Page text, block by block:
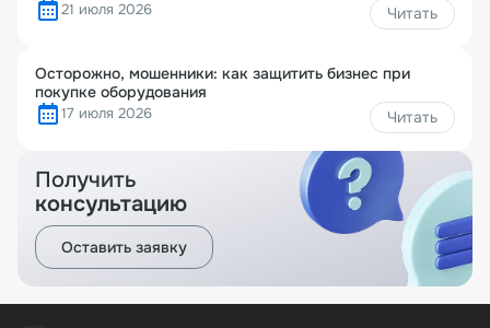
21 июля 2026 Читать
Осторожно, мошенники: как защитить бизнес при
покупке оборудования
17 июля 2026 Читать
Получить
консультацию
Оставить заявку